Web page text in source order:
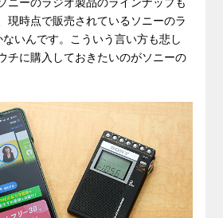
現時点で販売されているソニーのラ
いんです。こういう言い方も悲し
チに購入しておきたいのがソニーの